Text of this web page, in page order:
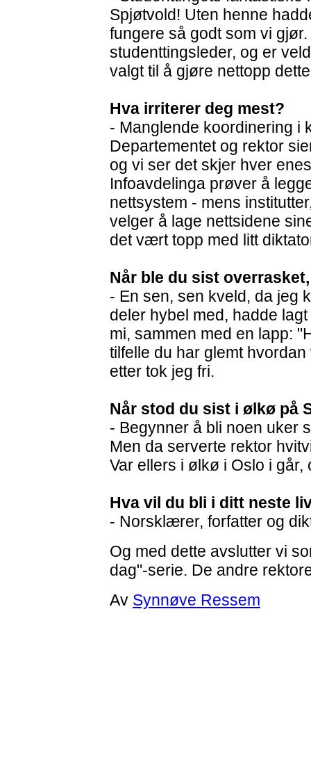
Spjøtvold! Uten henne
fungere så godt som vi
studenttingsleder, og er
valgt til å gjøre nettopp
Hva irriterer deg mest?
- Manglende koordinering i
Departementet og rektor
og vi ser det skjer hver
Infoavdelinga prøver å
nettsystem - mens
velger å lage nettsidene
det vært topp med litt
Når ble du sist
- En sen, sen kveld, da jeg
deler hybel med, hadde
mi, sammen med en lapp:
tilfelle du har glemt
etter tok jeg fri.
Når stod du sist i ølkø på
- Begynner å bli noen uker
Men da serverte rektor
Var ellers i ølkø i Oslo i går,
Hva vil du bli i ditt neste
- Norsklærer, forfatter og
Og med dette avslutter vi
dag"-serie. De andre
Av Synnøve Ressem